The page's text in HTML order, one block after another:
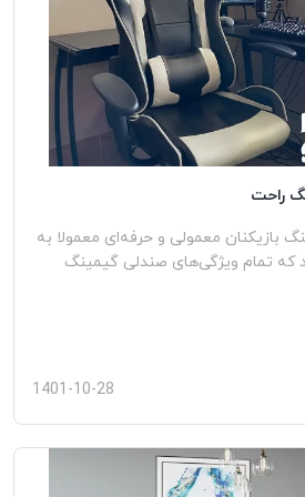
راحت
بازیکنان معمولی و حرفه‌ای معمولا به
که تمام ویژگی‌های صندلی گیمینگ
1401-10-28